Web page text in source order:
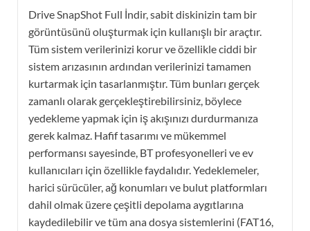
Drive SnapShot Full İndir, sabit diskinizin tam bir
görüntüsünü oluşturmak için kullanışlı bir araçtır.
Tüm sistem verilerinizi korur ve özellikle ciddi bir
sistem arızasının ardından verilerinizi tamamen
kurtarmak için tasarlanmıştır. Tüm bunları gerçek
zamanlı olarak gerçekleştirebilirsiniz, böylece
yedekleme yapmak için iş akışınızı durdurmanıza
gerek kalmaz. Hafif tasarımı ve mükemmel
performansı sayesinde, BT profesyonelleri ve ev
kullanıcıları için özellikle faydalıdır. Yedeklemeler,
harici sürücüler, ağ konumları ve bulut platformları
dahil olmak üzere çeşitli depolama aygıtlarına
kaydedilebilir ve tüm ana dosya sistemlerini (FAT16,